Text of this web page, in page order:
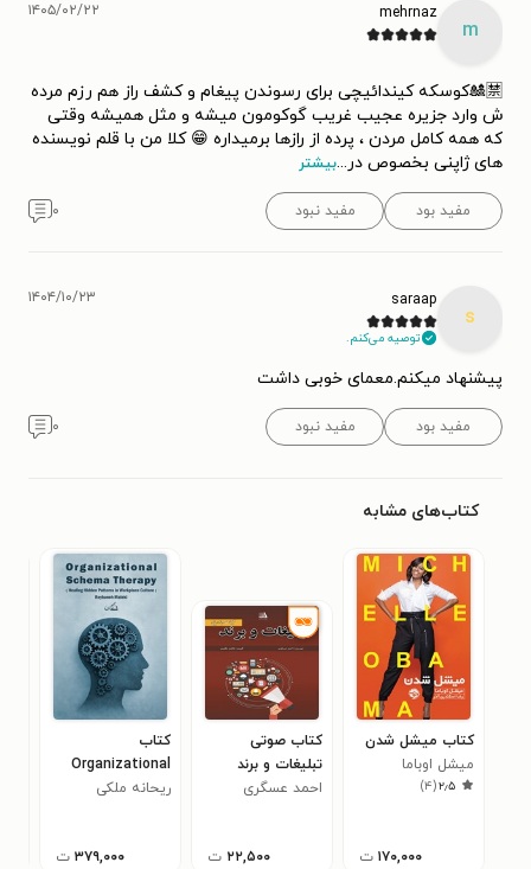
m
mehrnaz ۱۴۰۵/۰۲/۲۲
🈲🎎کوسکه کیندائیچی برای رسوندن پیغام و کشف راز هم رزم مرده
ش وارد جزیره عجیب غریب گوکومون میشه و مثل همیشه وقتی
که همه کامل مردن ، پرده از رازها برمیداره 😁 کلا من با قلم نویسنده
های ژاپنی بخصوص در...بیشتر
مفید بود مفید نبود ۰
s
saraap
توصیه می‌کنم.
۱۴۰۴/۱۰/۲۳
پیشنهاد میکنم.معمای خوبی داشت
مفید بود مفید نبود ۰
کتاب‌های مشابه
کتاب میشل شدن
میشل اوباما
۲٫۵(۴)
۱۷۰,۰۰۰ ت
کتاب صوتی
تبلیغات و برند
احمد عسگری
۲۲,۵۰۰ ت
کتاب
Organizational
Schema Therapy
ریحانه ملکی
۳۷۹,۰۰۰ ت